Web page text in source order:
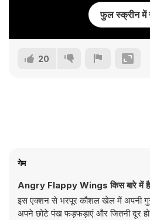
फुल स्क्रीन
20
गेम
Angry Flappy Wings किस बारे में
इस एक्शन से भरपूर कौशल खेल में अपनी
अपने छोटे पंख फड़फड़ाएं और जितनी दूर